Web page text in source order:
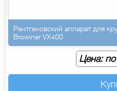
Рентгеновский аппарат для
Browiner VX400
Цена: по